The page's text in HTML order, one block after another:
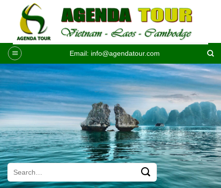
contenu
Email: info@agendatour.com